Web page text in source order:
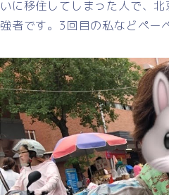
いに移住してしまった人で、
強者です。3回目の私などペー